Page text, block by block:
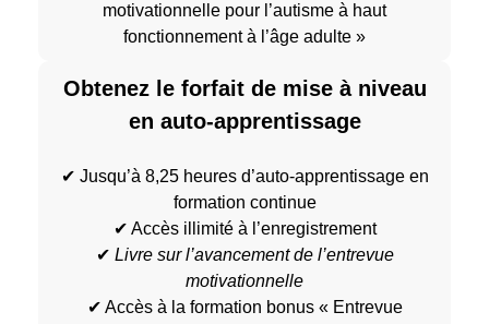
motivationnelle pour l’autisme à haut
fonctionnement à l’âge adulte »
Obtenez le forfait de mise à niveau
en auto-apprentissage
✔ Jusqu’à 8,25 heures d’auto-apprentissage en
formation continue
✔ Accès illimité à l’enregistrement
✔ Livre sur l’avancement de l’entrevue
motivationnelle
✔ Accès à la formation bonus « Entrevue